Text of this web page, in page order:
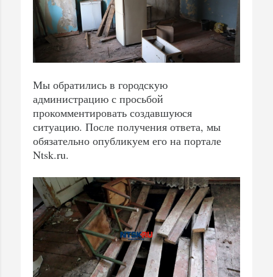
Мы обратились в городскую
администрацию с просьбой
прокомментировать создавшуюся
ситуацию. После получения ответа, мы
обязательно опубликуем его на портале
Ntsk.ru.